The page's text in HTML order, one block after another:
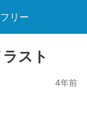
リー
スト
4年前